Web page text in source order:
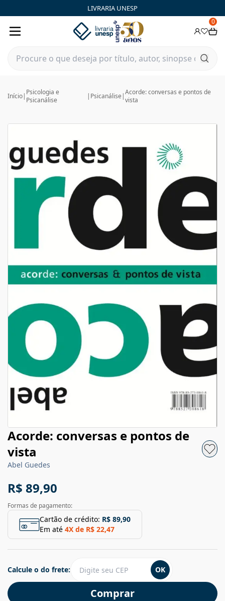
LIVRARIA UNESP
0
Início| Psicologia e
Psicanálise
| Psicanálise |Acorde: conversas e pontos de
vista
Acorde: conversas e pontos de
vista
Abel Guedes
R$ 89,90
Formas de pagamento:
Cartão de crédito: R$ 89,90
Em até 4X de R$ 22,47
Comprar
Calcule o do frete: OK